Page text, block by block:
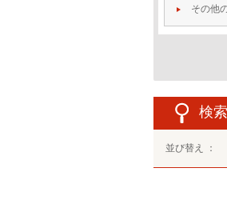
その他
検
並び替え ：